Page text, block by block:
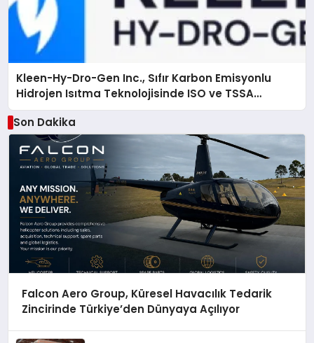
Kleen-Hy-Dro-Gen Inc., Sıfır Karbon Emisyonlu
Hidrojen Isıtma Teknolojisinde ISO ve TSSA
Düzenleyici Onaylarını Aldı
Son Dakika
Falcon Aero Group, Küresel Havacılık Tedarik
Zincirinde Türkiye’den Dünyaya Açılıyor